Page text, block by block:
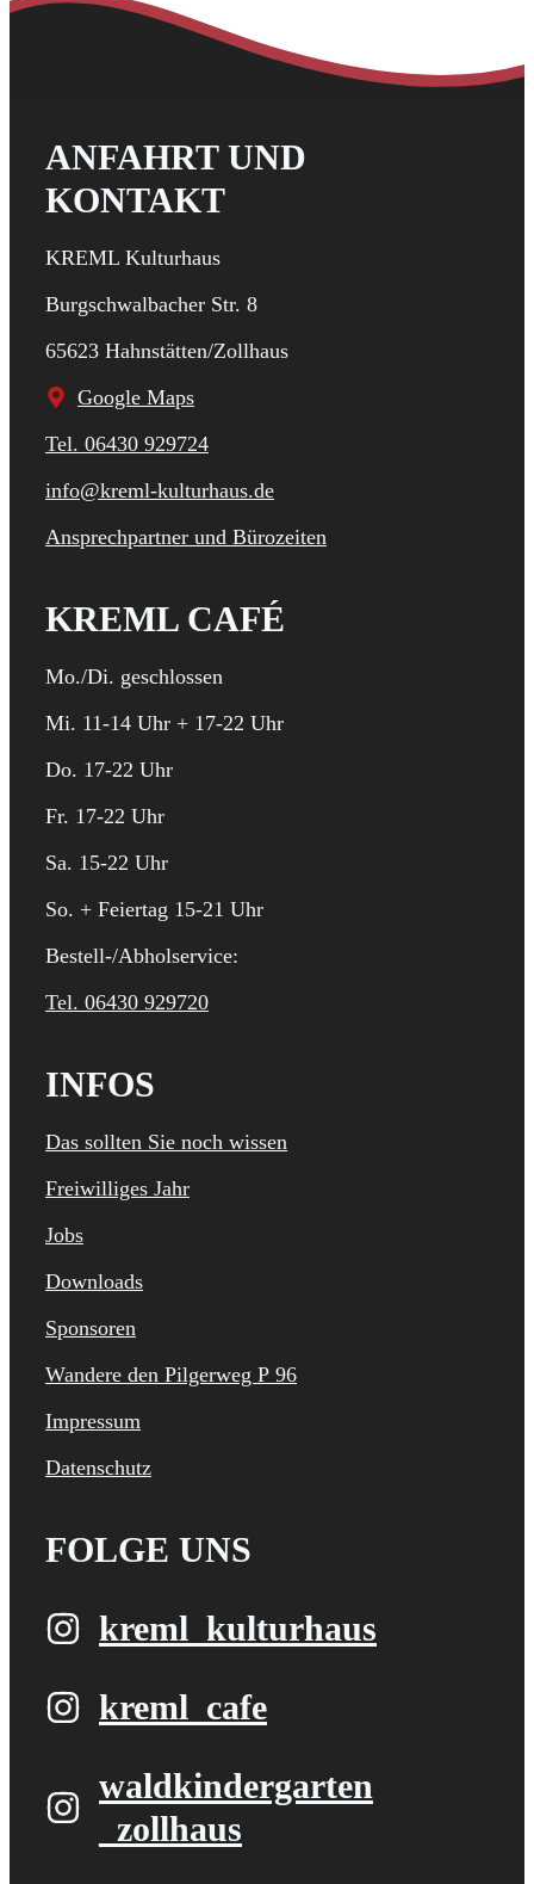
ANFAHRT UND
KONTAKT
KREML Kulturhaus
Burgschwalbacher Str. 8
65623 Hahnstätten/Zollhaus
Google Maps
Tel. 06430 929724
info@kreml-kulturhaus.de
Ansprechpartner und Bürozeiten
KREML CAFÉ
Mo./Di. geschlossen
Mi. 11-14 Uhr + 17-22 Uhr
Do. 17-22 Uhr
Fr. 17-22 Uhr
Sa. 15-22 Uhr
So. + Feiertag 15-21 Uhr
Bestell-/Abholservice:
Tel. 06430 929720
INFOS
Das sollten Sie noch wissen
Freiwilliges Jahr
Jobs
Downloads
Sponsoren
Wandere den Pilgerweg P 96
Impressum
Datenschutz
FOLGE UNS
kreml_kulturhaus
kreml_cafe
waldkindergarten​
_zollhaus